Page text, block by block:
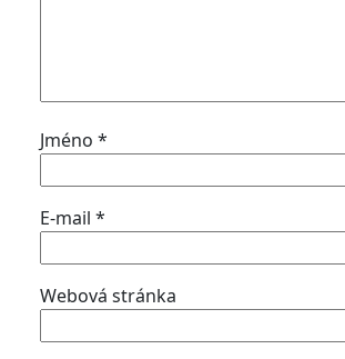
Jméno *
E-mail *
Webová stránka